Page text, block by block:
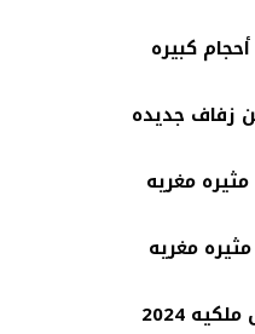
كبيره
زفاف جديده
مغريه
مغريه
2024